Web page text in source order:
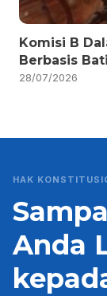
Komisi B
Berbasis
28/07/2026
HAK
Anda